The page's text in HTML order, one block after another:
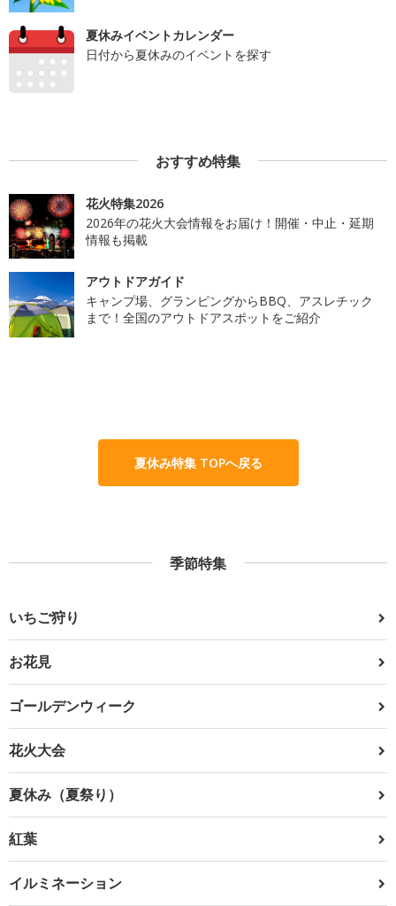
夏休みイベントカレンダー
日付から夏休みのイベントを探す
おすすめ特集
花火特集2026
2026年の花火大会情報をお届け！開催・中止・延期
情報も掲載
アウトドアガイド
キャンプ場、グランピングからBBQ、アスレチック
まで！全国のアウトドアスポットをご紹介
夏休み特集 TOPへ戻る
季節特集
いちご狩り
お花見
ゴールデンウィーク
花火大会
夏休み（夏祭り）
紅葉
イルミネーション